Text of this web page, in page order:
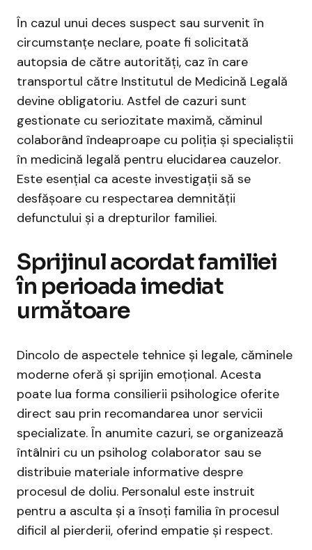
În cazul unui deces suspect sau survenit în
circumstanțe neclare, poate fi solicitată
autopsia de către autorități, caz în care
transportul către Institutul de Medicină Legală
devine obligatoriu. Astfel de cazuri sunt
gestionate cu seriozitate maximă, căminul
colaborând îndeaproape cu poliția și specialiștii
în medicină legală pentru elucidarea cauzelor.
Este esențial ca aceste investigații să se
desfășoare cu respectarea demnității
defunctului și a drepturilor familiei.
Sprijinul acordat familiei
în perioada imediat
următoare
Dincolo de aspectele tehnice și legale, căminele
moderne oferă și sprijin emoțional. Acesta
poate lua forma consilierii psihologice oferite
direct sau prin recomandarea unor servicii
specializate. În anumite cazuri, se organizează
întâlniri cu un psiholog colaborator sau se
distribuie materiale informative despre
procesul de doliu. Personalul este instruit
pentru a asculta și a însoți familia în procesul
dificil al pierderii, oferind empatie și respect.